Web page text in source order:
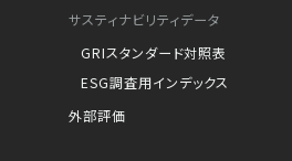
サスティナビリティデータ
GRIスタンダード対照表
ESG調査用インデックス
外部評価